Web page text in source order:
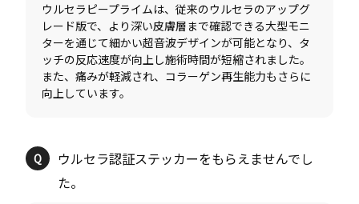
ウルセラピープライムは、従来のウルセラのアップグ
レード版で、より深い皮膚層まで確認できる大型モニ
ターを通じて細かい超音波デザインが可能となり、タ
ッチの反応速度が向上し施術時間が短縮されました。
また、痛みが軽減され、コラーゲン再生能力もさらに
ウルセラ認証ステッカーをもらえませんでし